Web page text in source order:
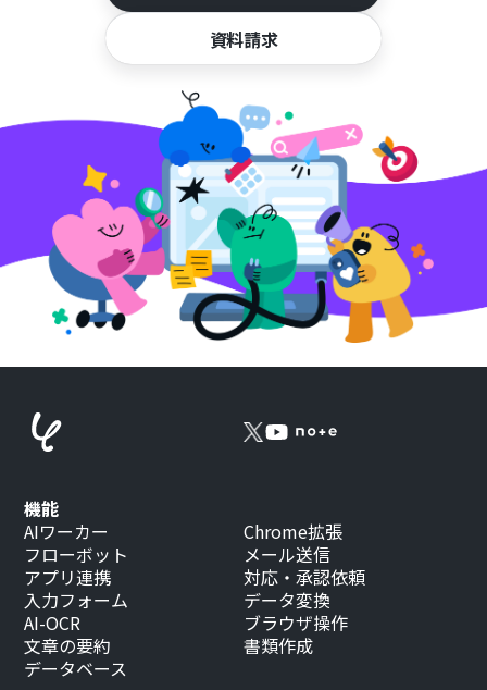
資料請求
機能
AIワーカー
フローボット
アプリ連携
入力フォーム
AI-OCR
文章の要約
データベース
Chrome拡張
メール送信
対応・承認依頼
データ変換
ブラウザ操作
書類作成